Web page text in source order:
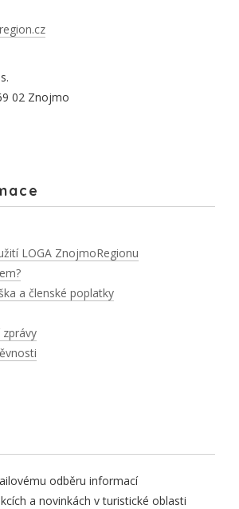
02 Znojmo
LOGA ZnojmoRegionu
a členské poplatky
zprávy
odběru informací
a novinkách v turistické oblasti